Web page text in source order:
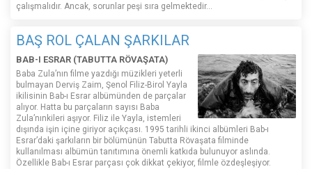
çalışmalıdır. Ancak, sorunlar peşi sıra gelmektedir...
BAŞ ROL ÇALAN ŞARKILAR
BAB-I ESRAR (TABUTTA RÖVAŞATA)
Baba Zula’nın filme yazdığı müzikleri yeterli
bulmayan Derviş Zaim, Şenol Filiz-Birol Yayla
ikilisinin Bab-ı Esrar albümünden de parçalar
alıyor. Hatta bu parçaların sayısı Baba
Zula’nınkileri aşıyor. Filiz ile Yayla, istemleri
dışında işin içine giriyor açıkçası. 1995 tarihli ikinci albümleri Bab-ı
Esrar’daki şarkıların bir bölümünün Tabutta Rövaşata filminde
kullanılması albümün tanıtımına önemli katkıda bulunuyor aslında.
Özellikle Bab-ı Esrar parçası çok dikkat çekiyor, filmle özdeşleşiyor.